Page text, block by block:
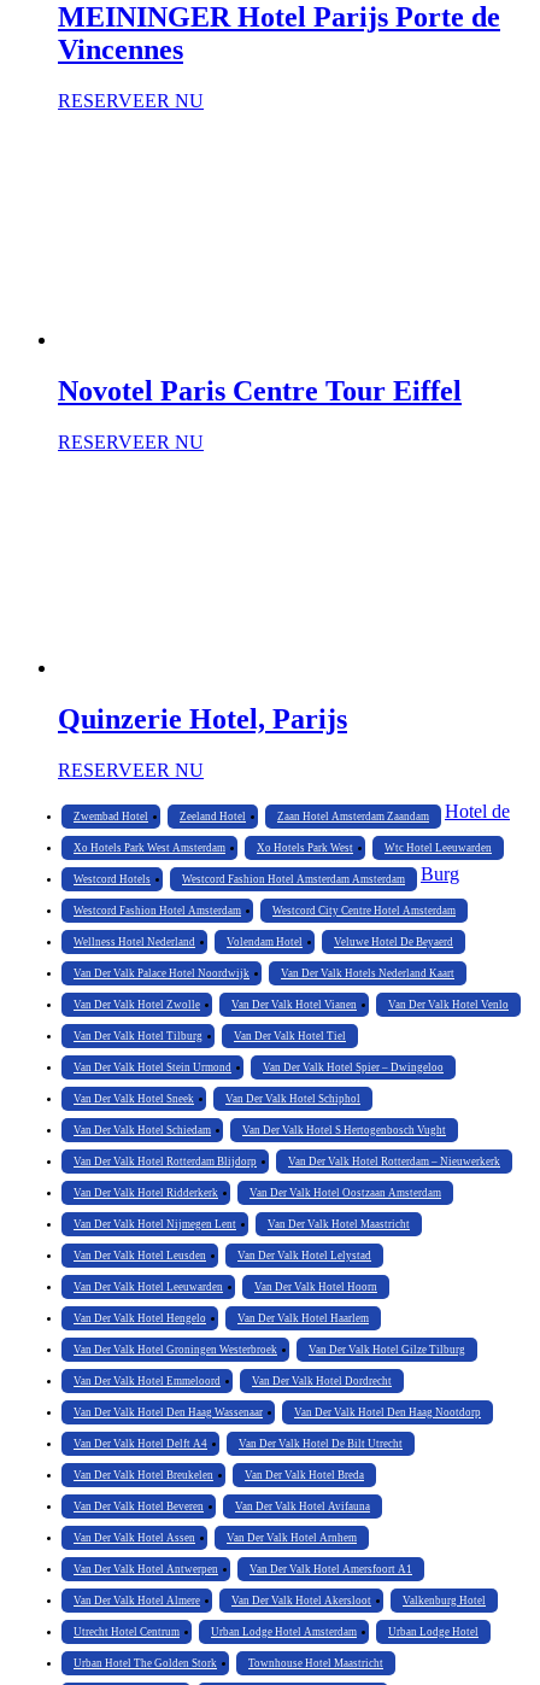
MEININGER Hotel Parijs Porte de
Vincennes
RESERVEER NU
Novotel Paris Centre Tour Eiffel
RESERVEER NU
Quinzerie Hotel, Parijs
RESERVEER NU
Zwembad Hotel Zeeland Hotel Zaan Hotel Amsterdam Zaandam
Xo Hotels Park West Amsterdam Xo Hotels Park West Wtc Hotel Leeuwarden
Westcord Hotels Westcord Fashion Hotel Amsterdam Amsterdam
Westcord Fashion Hotel Amsterdam Westcord City Centre Hotel Amsterdam
Wellness Hotel Nederland Volendam Hotel Veluwe Hotel De Beyaerd
Van Der Valk Palace Hotel Noordwijk Van Der Valk Hotels Nederland Kaart
Van Der Valk Hotel Zwolle Van Der Valk Hotel Vianen Van Der Valk Hotel Venlo
Van Der Valk Hotel Tilburg Van Der Valk Hotel Tiel
Van Der Valk Hotel Stein Urmond Van Der Valk Hotel Spier – Dwingeloo
Van Der Valk Hotel Sneek Van Der Valk Hotel Schiphol
Van Der Valk Hotel Schiedam Van Der Valk Hotel S Hertogenbosch Vught
Van Der Valk Hotel Rotterdam Blijdorp Van Der Valk Hotel Rotterdam – Nieuwerkerk
Van Der Valk Hotel Ridderkerk Van Der Valk Hotel Oostzaan Amsterdam
Van Der Valk Hotel Nijmegen Lent Van Der Valk Hotel Maastricht
Van Der Valk Hotel Leusden Van Der Valk Hotel Lelystad
Van Der Valk Hotel Leeuwarden Van Der Valk Hotel Hoorn
Van Der Valk Hotel Hengelo Van Der Valk Hotel Haarlem
Van Der Valk Hotel Groningen Westerbroek Van Der Valk Hotel Gilze Tilburg
Van Der Valk Hotel Emmeloord Van Der Valk Hotel Dordrecht
Van Der Valk Hotel Den Haag Wassenaar Van Der Valk Hotel Den Haag Nootdorp
Van Der Valk Hotel Delft A4 Van Der Valk Hotel De Bilt Utrecht
Van Der Valk Hotel Breukelen Van Der Valk Hotel Breda
Van Der Valk Hotel Beveren Van Der Valk Hotel Avifauna
Van Der Valk Hotel Assen Van Der Valk Hotel Arnhem
Van Der Valk Hotel Antwerpen Van Der Valk Hotel Amersfoort A1
Van Der Valk Hotel Almere Van Der Valk Hotel Akersloot Valkenburg Hotel
Utrecht Hotel Centrum Urban Lodge Hotel Amsterdam Urban Lodge Hotel
Urban Hotel The Golden Stork Townhouse Hotel Maastricht
Hotel de
Burg